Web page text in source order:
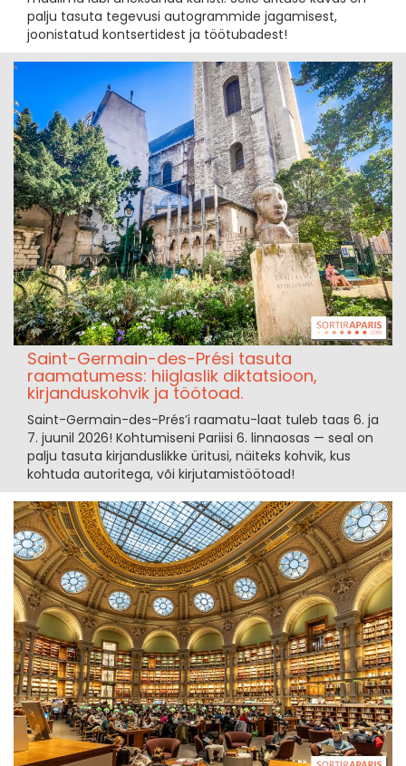
palju tasuta tegevusi autogrammide jagamisest,
joonistatud kontsertidest ja töötubadest!
Saint-Germain-des-Prési tasuta
raamatumess: hiiglaslik diktatsioon,
kirjanduskohvik ja töötoad.
Saint-Germain-des-Prés’i raamatu-laat tuleb taas 6. ja
7. juunil 2026! Kohtumiseni Pariisi 6. linnaosas — seal on
palju tasuta kirjanduslikke üritusi, näiteks kohvik, kus
kohtuda autoritega, või kirjutamistöötoad!